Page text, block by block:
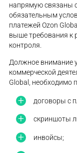
напрямую связаны
обязательным
платежей Ozon
выше требования к
контроля.
Должное внимание
коммерческой
Global, необходимо
договоры с
скриншоты
инвойсы;